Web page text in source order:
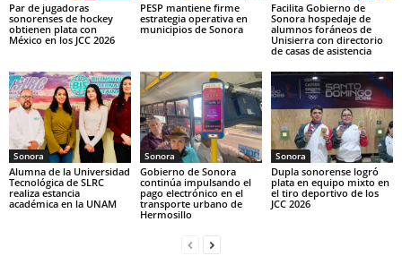
Par de jugadoras
sonorenses de hockey
obtienen plata con
México en los JCC 2026
PESP mantiene firme
estrategia operativa en
municipios de Sonora
Facilita Gobierno de
Sonora hospedaje de
alumnos foráneos de
Unisierra con directorio
de casas de asistencia
Sonora
Alumna de la Universidad
Tecnológica de SLRC
realiza estancia
académica en la UNAM
Sonora
Gobierno de Sonora
continúa impulsando el
pago electrónico en el
transporte urbano de
Hermosillo
Sonora
Dupla sonorense logró
plata en equipo mixto en
el tiro deportivo de los
JCC 2026